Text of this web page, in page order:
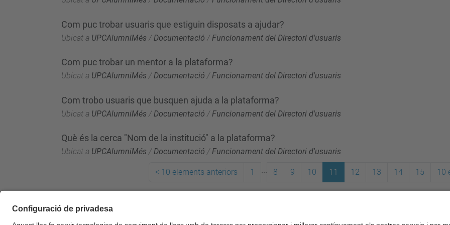
Com puc trobar usuaris que estiguin disposats a ajudar?
Ubicat a UPCAlumniMés / Documentació / Funcionament del Directori d'usuaris
Com puc trobar un mentor a la plataforma?
Ubicat a UPCAlumniMés /Documentació /Funcionament del Directori d'usuaris
Com trobo usuaris que busquen ajuda a la plataforma?
Ubicat a UPCAlumniMés / Documentació / Funcionament del Directori d'usuaris
Què és la cerca "Nom de la institució" a la plataforma?
Ubicat a UPCAlumniMés /Documentació /Funcionament del Directori d'usuaris
< 10 elements anteriors 1 8 9 10 11 12 13 14 15 10